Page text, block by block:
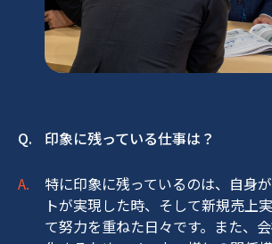
印象に残っている仕事は？
特に印象に残っているのは、自身
トが実現した時、そして新規売上
て努力を重ねた日々です。また、